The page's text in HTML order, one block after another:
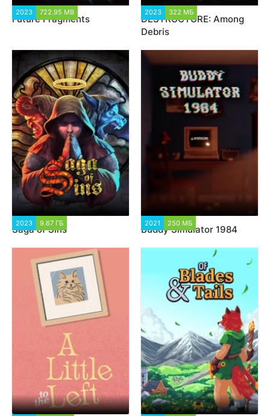
2023 722.95 MB
Future Fragments
2023 322 МБ
DESTRUCTURE: Among
Debris
2023 9.67 ГБ
Saga of Sins
2021 250 МБ
Buddy Simulator 1984